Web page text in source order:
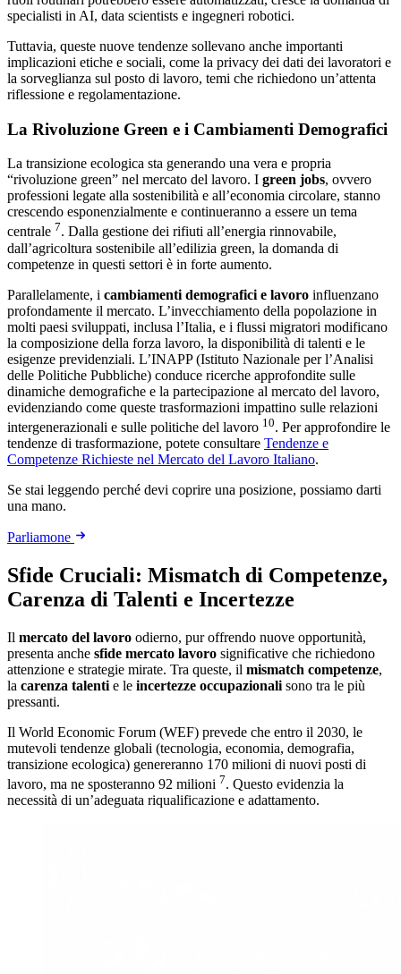
specialisti in AI, data scientists e ingegneri robotici.
Tuttavia, queste nuove tendenze sollevano anche importanti
implicazioni etiche e sociali, come la privacy dei dati dei lavoratori e
la sorveglianza sul posto di lavoro, temi che richiedono un’attenta
riflessione e regolamentazione.
La Rivoluzione Green e i Cambiamenti Demografici
La transizione ecologica sta generando una vera e propria
“rivoluzione green” nel mercato del lavoro. I green jobs, ovvero
professioni legate alla sostenibilità e all’economia circolare, stanno
crescendo esponenzialmente e continueranno a essere un tema
centrale 7. Dalla gestione dei rifiuti all’energia rinnovabile,
dall’agricoltura sostenibile all’edilizia green, la domanda di
competenze in questi settori è in forte aumento.
Parallelamente, i cambiamenti demografici e lavoro influenzano
profondamente il mercato. L’invecchiamento della popolazione in
molti paesi sviluppati, inclusa l’Italia, e i flussi migratori modificano
la composizione della forza lavoro, la disponibilità di talenti e le
esigenze previdenziali. L’INAPP (Istituto Nazionale per l’Analisi
delle Politiche Pubbliche) conduce ricerche approfondite sulle
dinamiche demografiche e la partecipazione al mercato del lavoro,
evidenziando come queste trasformazioni impattino sulle relazioni
intergenerazionali e sulle politiche del lavoro 10. Per approfondire le
tendenze di trasformazione, potete consultare Tendenze e
Competenze Richieste nel Mercato del Lavoro Italiano.
Se stai leggendo perché devi coprire una posizione, possiamo darti
una mano.
Parliamone
Sfide Cruciali: Mismatch di Competenze,
Carenza di Talenti e Incertezze
Il mercato del lavoro odierno, pur offrendo nuove opportunità,
presenta anche sfide mercato lavoro significative che richiedono
attenzione e strategie mirate. Tra queste, il mismatch competenze,
la carenza talenti e le incertezze occupazionali sono tra le più
pressanti.
Il World Economic Forum (WEF) prevede che entro il 2030, le
mutevoli tendenze globali (tecnologia, economia, demografia,
transizione ecologica) genereranno 170 milioni di nuovi posti di
lavoro, ma ne sposteranno 92 milioni 7. Questo evidenzia la
necessità di un’adeguata riqualificazione e adattamento.